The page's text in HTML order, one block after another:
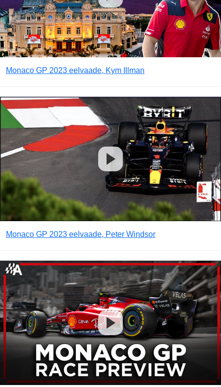
Monaco GP 2023 eelvaade, Kym Illman
Monaco GP 2023 eelvaade, Peter Windsor